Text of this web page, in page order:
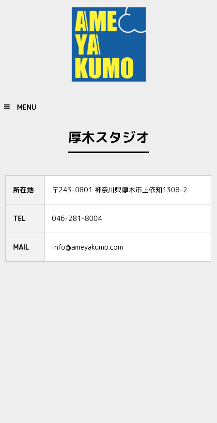
MENU
厚木スタジオ
所在地 〒243-0801 神奈川県厚木市上依知1308-2
TEL 046-281-8004
MAIL info@ameyakumo.com